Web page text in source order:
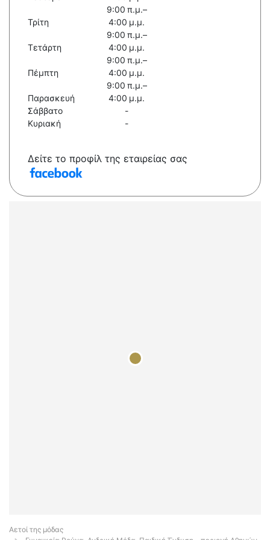
Τρίτη
9:00 π.μ.–
4:00 μ.μ.
Τετάρτη
9:00 π.μ.–
4:00 μ.μ.
Πέμπτη
9:00 π.μ.–
4:00 μ.μ.
Παρασκευή
9:00 π.μ.–
4:00 μ.μ.
Σάββατο
-
Κυριακή
-
Δείτε το προφίλ της εταιρείας σας
Αετοί της μόδας